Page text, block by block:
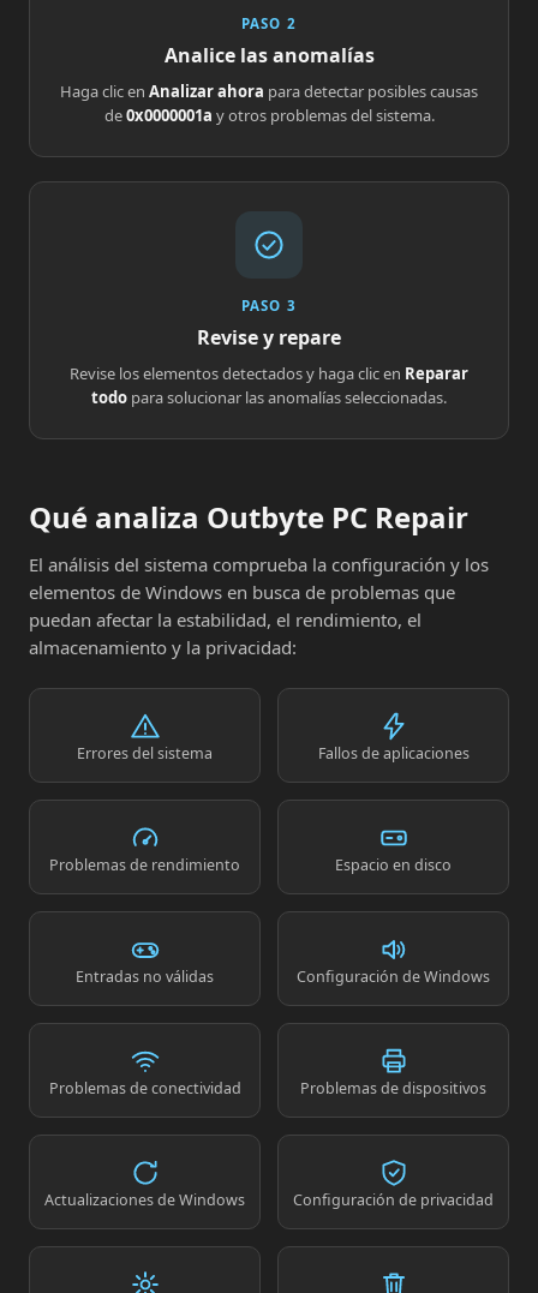
PASO 2
Analice las anomalías
Haga clic en Analizar ahora para detectar posibles causas
de0x0000001a y otros problemas del sistema.
PASO 3
Revise y repare
Revise los elementos detectados y haga clic en Reparar
todo para solucionar las anomalías seleccionadas.
Qué analiza Outbyte PC Repair
El análisis del sistema comprueba la configuración y los
elementos de Windows en busca de problemas que
puedan afectar la estabilidad, el rendimiento, el
almacenamiento y la privacidad:
Errores del sistema Fallos de aplicaciones
Problemas de rendimiento Espacio en disco
Entradas no válidas Configuración de Windows
Problemas de conectividad Problemas de dispositivos
Actualizaciones de Windows Configuración de privacidad